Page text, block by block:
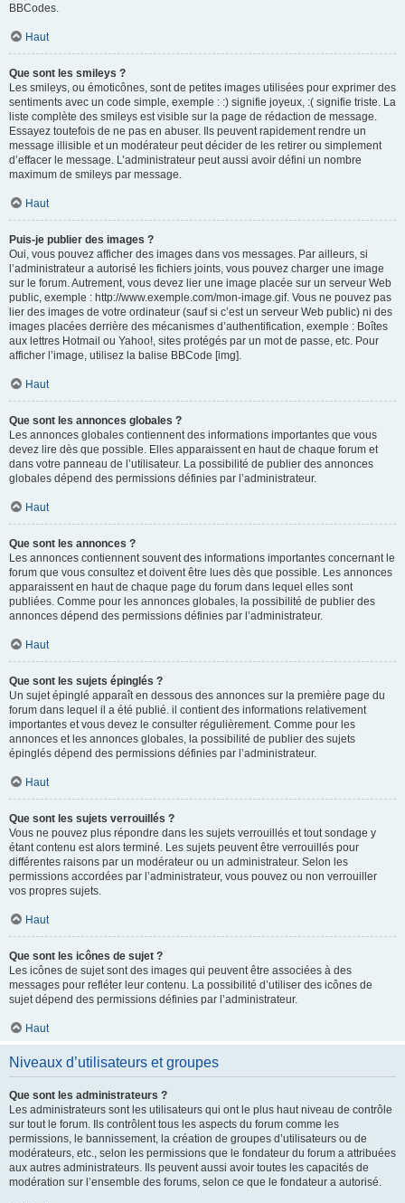
BBCodes.
Haut
Que sont les smileys ?
Les smileys, ou émoticônes, sont de petites images utilisées pour exprimer des
sentiments avec un code simple, exemple : :) signifie joyeux, :( signifie triste. La
liste complète des smileys est visible sur la page de rédaction de message.
Essayez toutefois de ne pas en abuser. Ils peuvent rapidement rendre un
message illisible et un modérateur peut décider de les retirer ou simplement
d’effacer le message. L’administrateur peut aussi avoir défini un nombre
maximum de smileys par message.
Haut
Puis-je publier des images ?
Oui, vous pouvez afficher des images dans vos messages. Par ailleurs, si
l’administrateur a autorisé les fichiers joints, vous pouvez charger une image
sur le forum. Autrement, vous devez lier une image placée sur un serveur Web
public, exemple : http://www.exemple.com/mon-image.gif. Vous ne pouvez pas
lier des images de votre ordinateur (sauf si c’est un serveur Web public) ni des
images placées derrière des mécanismes d’authentification, exemple : Boîtes
aux lettres Hotmail ou Yahoo!, sites protégés par un mot de passe, etc. Pour
afficher l’image, utilisez la balise BBCode [img].
Haut
Que sont les annonces globales ?
Les annonces globales contiennent des informations importantes que vous
devez lire dès que possible. Elles apparaissent en haut de chaque forum et
dans votre panneau de l’utilisateur. La possibilité de publier des annonces
globales dépend des permissions définies par l’administrateur.
Haut
Que sont les annonces ?
Les annonces contiennent souvent des informations importantes concernant le
forum que vous consultez et doivent être lues dès que possible. Les annonces
apparaissent en haut de chaque page du forum dans lequel elles sont
publiées. Comme pour les annonces globales, la possibilité de publier des
annonces dépend des permissions définies par l’administrateur.
Haut
Que sont les sujets épinglés ?
Un sujet épinglé apparaît en dessous des annonces sur la première page du
forum dans lequel il a été publié. il contient des informations relativement
importantes et vous devez le consulter régulièrement. Comme pour les
annonces et les annonces globales, la possibilité de publier des sujets
épinglés dépend des permissions définies par l’administrateur.
Haut
Que sont les sujets verrouillés ?
Vous ne pouvez plus répondre dans les sujets verrouillés et tout sondage y
étant contenu est alors terminé. Les sujets peuvent être verrouillés pour
différentes raisons par un modérateur ou un administrateur. Selon les
permissions accordées par l’administrateur, vous pouvez ou non verrouiller
vos propres sujets.
Haut
Que sont les icônes de sujet ?
Les icônes de sujet sont des images qui peuvent être associées à des
messages pour refléter leur contenu. La possibilité d’utiliser des icônes de
sujet dépend des permissions définies par l’administrateur.
Haut
Niveaux d’utilisateurs et groupes
Que sont les administrateurs ?
Les administrateurs sont les utilisateurs qui ont le plus haut niveau de contrôle
sur tout le forum. Ils contrôlent tous les aspects du forum comme les
permissions, le bannissement, la création de groupes d’utilisateurs ou de
modérateurs, etc., selon les permissions que le fondateur du forum a attribuées
aux autres administrateurs. Ils peuvent aussi avoir toutes les capacités de
modération sur l’ensemble des forums, selon ce que le fondateur a autorisé.